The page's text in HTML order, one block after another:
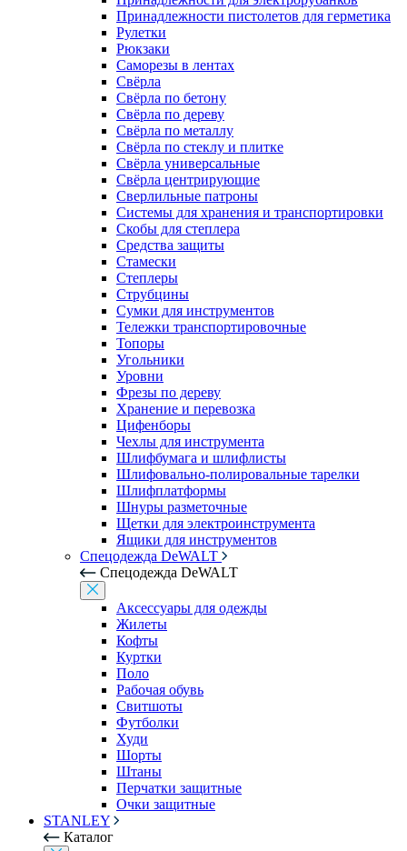
Принадлежности пистолетов для герметика
Рулетки
Рюкзаки
Саморезы в лентах
Свёрла
Свёрла по бетону
Свёрла по дереву
Свёрла по металлу
Свёрла по стеклу и плитке
Свёрла универсальные
Свёрла центрирующие
Сверлильные патроны
Системы для хранения и транспортировки
Скобы для степлера
Средства защиты
Стамески
Степлеры
Струбцины
Сумки для инструментов
Тележки транспортировочные
Топоры
Угольники
Уровни
Фрезы по дереву
Хранение и перевозка
Цифенборы
Чехлы для инструмента
Шлифбумага и шлифлисты
Шлифовально-полировальные тарелки
Шлифплатформы
Шнуры разметочные
Щетки для электроинструмента
Ящики для инструментов
Спецодежда DeWALT
Спецодежда DeWALT
Аксессуары для одежды
Жилеты
Кофты
Куртки
Поло
Рабочая обувь
Свитшоты
Футболки
Худи
Шорты
Штаны
Перчатки защитные
Очки защитные
STANLEY
Каталог